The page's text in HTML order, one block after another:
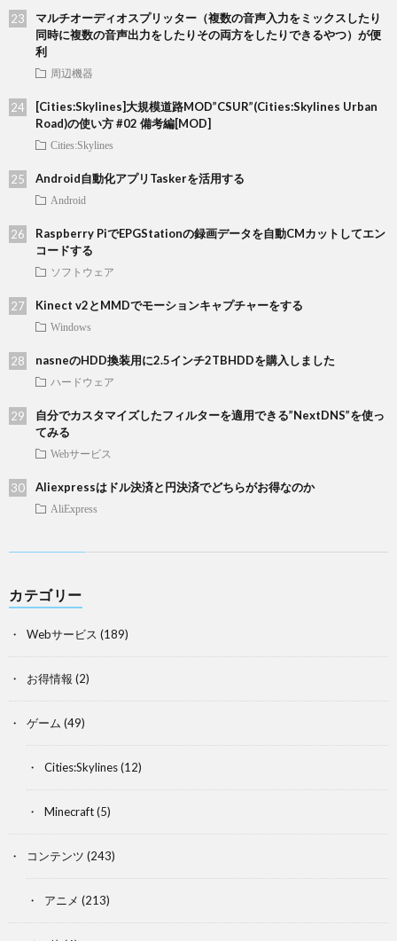
マルチオーディオスプリッター（複数の音声入力をミックスしたり
同時に複数の音声出力をしたりその両方をしたりできるやつ）が便
利
周辺機器
[Cities:Skylines]大規模道路MOD”CSUR”(Cities:Skylines Urban
Road)の使い方 #02 備考編[MOD]
Cities:Skylines
Android自動化アプリTaskerを活用する
Android
Raspberry PiでEPGStationの録画データを自動CMカットしてエン
コードする
ソフトウェア
Kinect v2とMMDでモーションキャプチャーをする
Windows
nasneのHDD換装用に2.5インチ2TBHDDを購入しました
ハードウェア
自分でカスタマイズしたフィルターを適用できる”NextDNS”を使っ
てみる
Webサービス
Aliexpressはドル決済と円決済でどちらがお得なのか
AliExpress
カテゴリー
Webサービス (189)
お得情報 (2)
ゲーム (49)
Cities:Skylines(12)
Minecraft(5)
コンテンツ (243)
アニメ (213)